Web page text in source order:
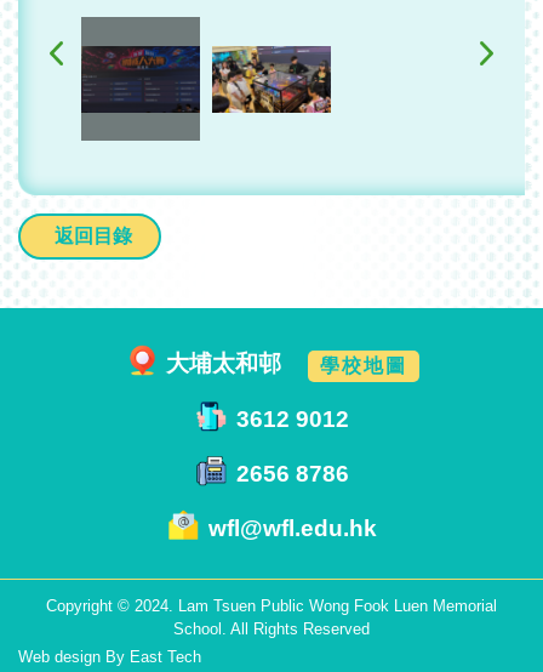
返回目錄
大埔太和邨 學校地圖
3612 9012
2656 8786
wfl@wfl.edu.hk
Copyright © 2024. Lam Tsuen Public Wong Fook Luen Memorial
School. All Rights Reserved
Web design By East Tech